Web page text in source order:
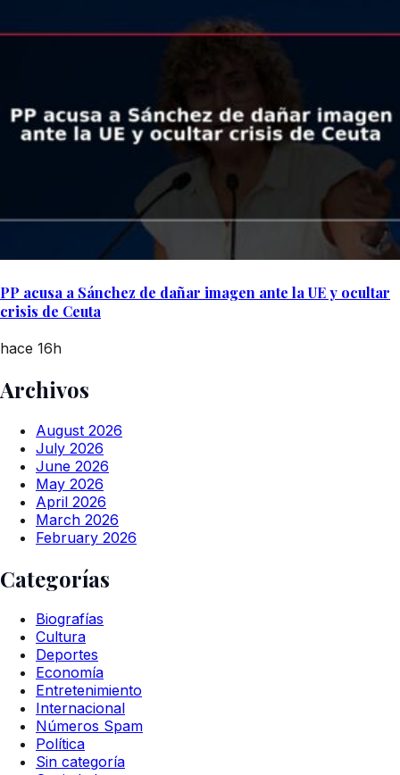
PP acusa a Sánchez de dañar imagen ante la UE y ocultar
crisis de Ceuta
hace 16h
Archivos
August 2026
July 2026
June 2026
May 2026
April 2026
March 2026
February 2026
Categorías
Biografías
Cultura
Deportes
Economía
Entretenimiento
Internacional
Números Spam
Política
Sin categoría